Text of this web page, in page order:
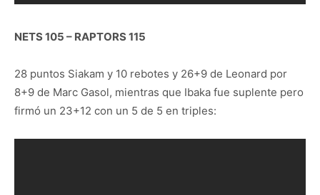
NETS 105 – RAPTORS 115
28 puntos Siakam y 10 rebotes y 26+9 de Leonard por
8+9 de Marc Gasol, mientras que Ibaka fue suplente pero
firmó un 23+12 con un 5 de 5 en triples: